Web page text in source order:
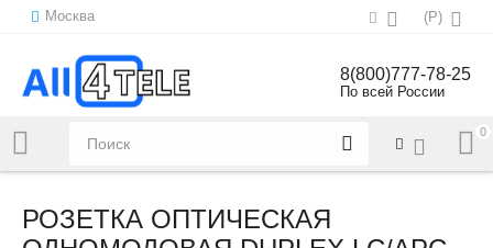
Москва (Р)
Напишите нам:sales@all4tele.com
8(800)777-78-25
По всей России
0
РОЗЕТКА ОПТИЧЕСКАЯ